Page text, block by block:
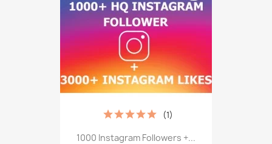
1000 Instagram Followers +...
(1)